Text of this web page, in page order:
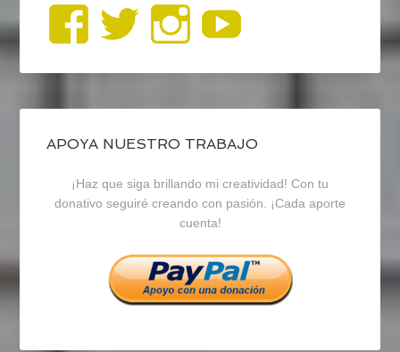
Ver
perfil
de
blogrecursosep
en
Facebook
Ver
perfil
de
recursosep
en
Twitter
Ver
perfil
de
recursosep
en
Instagram
APOYA NUESTRO TRABAJO
¡Haz que siga brillando mi creatividad! Con tu
donativo seguiré creando con pasión. ¡Cada aporte
cuenta!